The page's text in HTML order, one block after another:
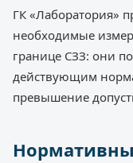
ГК «Лаборатория»
необходимые
границе СЗЗ: они
действующим
превышение